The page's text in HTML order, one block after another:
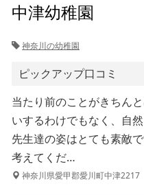
中津幼稚園
神奈川の幼稚園
ピックアップ口コミ
当たり前のことがきちん
いするわけでもなく、自
先生達の姿はとても素敵
考えてくだ…
神奈川県愛甲郡愛川町中津2217